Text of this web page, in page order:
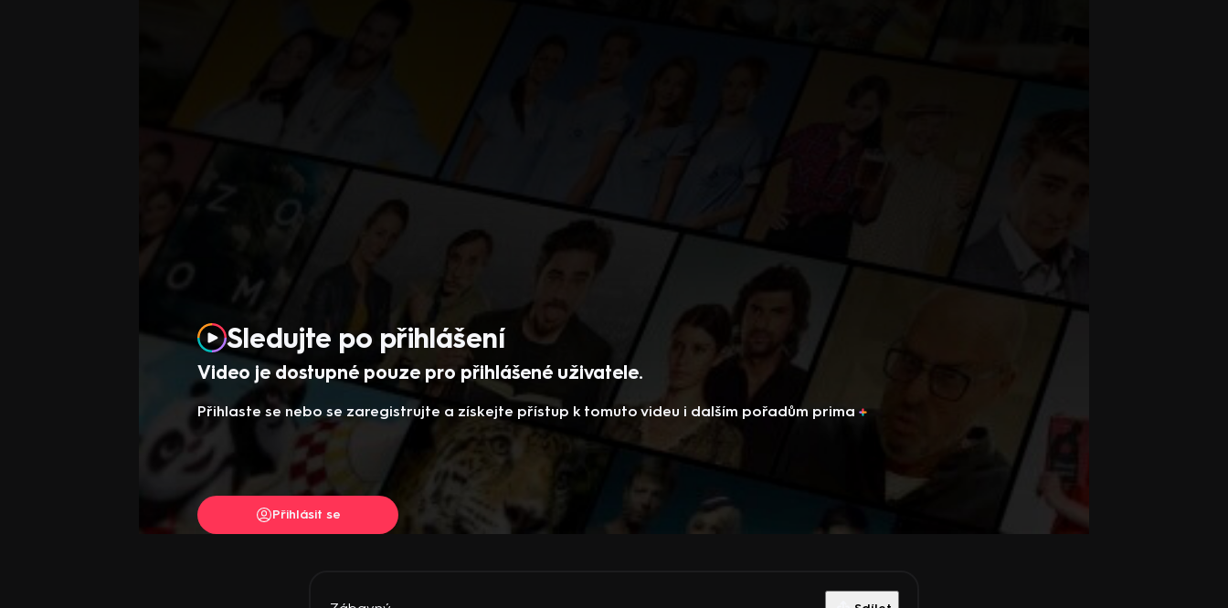
Video je dostupné pouze pro přihlášené uživatele.
Sledujte po přihlášení
Přihlaste se nebo se zaregistrujte a získejte přístup k tomuto videu i dalším pořadům prima
Přihlásit se